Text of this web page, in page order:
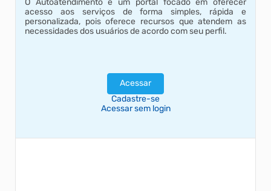
acesso aos serviços de forma simples, rápida e
personalizada, pois oferece recursos que atendem as
necessidades dos usuários de acordo com seu perfil.
Acessar
Cadastre-se
Acessar sem login